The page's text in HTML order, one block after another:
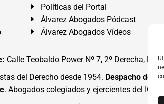
Políticas del Portal
Álvarez Abogados Pódcast
Álvarez Abogados Vídeos
Calle Teobaldo Power Nº 7, 2º Derecha, El
del Derecho desde 1954. Despacho de
. Abogados colegiados y ejercientes del ICATF.